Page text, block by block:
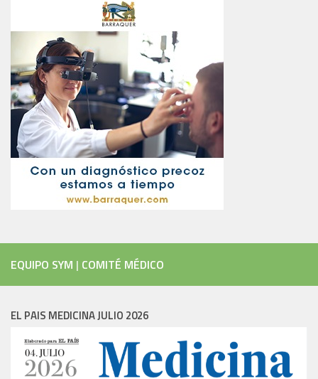
EQUIPO SYM | COMITÉ MÉDICO
EL PAIS MEDICINA JULIO 2026